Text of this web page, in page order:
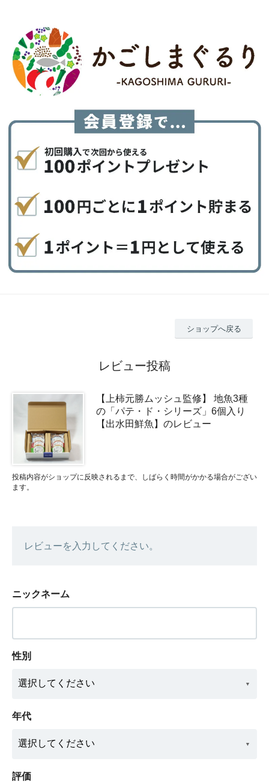
ショップへ戻る
レビュー投稿
【上柿元勝ムッシュ監修】 地魚3種
の「パテ・ド・シリーズ」6個入り
【出水田鮮魚】のレビュー
投稿内容がショップに反映されるまで、しばらく時間がかかる場合がござい
ます。
レビューを入力してください。
ニックネーム
性別
年代
評価